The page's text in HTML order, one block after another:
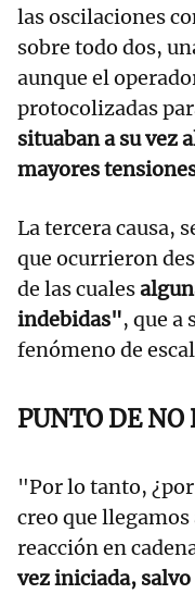
las oscilaciones
sobre todo dos,
aunque el
protocolizadas
situaban a su vez
mayores
La tercera causa,
que ocurrieron
de las cuales
indebidas", que a
fenómeno de
PUNTO DE NO
"Por lo tanto,
creo que
reacción en
vez iniciada,